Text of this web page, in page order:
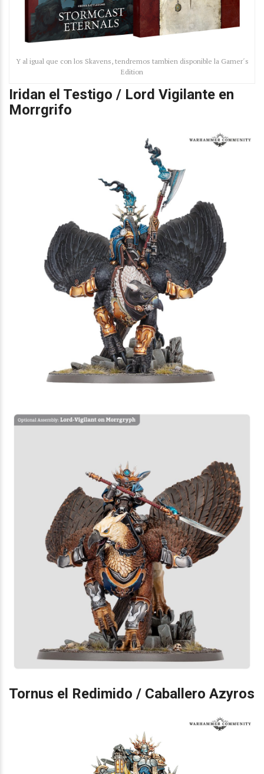
Y al igual que con los Skavens, tendremos tambien disponible la Gamer´s
Edition
Iridan el Testigo / Lord Vigilante en
Morrgrifo
Tornus el Redimido / Caballero Azyros